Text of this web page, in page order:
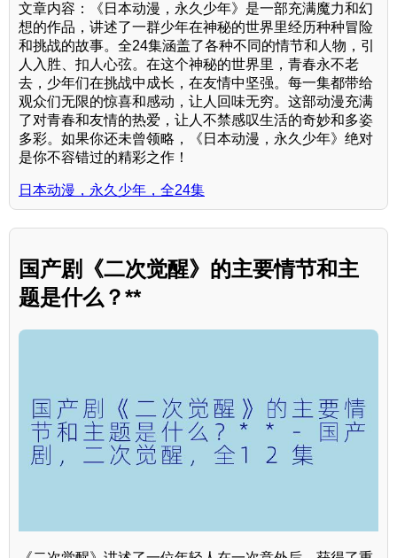
文章内容：《日本动漫，永久少年》是一部充满魔力和幻
想的作品，讲述了一群少年在神秘的世界里经历种种冒险
和挑战的故事。全24集涵盖了各种不同的情节和人物，引
人入胜、扣人心弦。在这个神秘的世界里，青春永不老
去，少年们在挑战中成长，在友情中坚强。每一集都带给
观众们无限的惊喜和感动，让人回味无穷。这部动漫充满
了对青春和友情的热爱，让人不禁感叹生活的奇妙和多姿
多彩。如果你还未曾领略，《日本动漫，永久少年》绝对
是你不容错过的精彩之作！
日本动漫，永久少年，全24集
国产剧《二次觉醒》的主要情节和主
题是什么？**